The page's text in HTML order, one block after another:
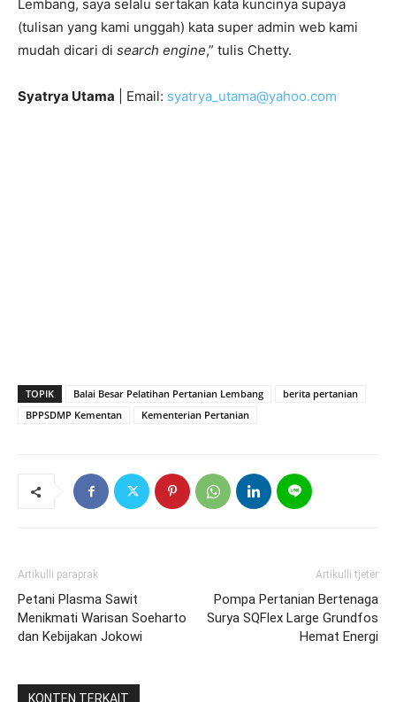
Lembang, saya selalu sertakan kata kuncinya supaya
(tulisan yang kami unggah) kata super admin web kami
mudah dicari di search engine,” tulis Chetty.
Syatrya Utama | Email: syatrya_utama@yahoo.com
TOPIK Balai Besar Pelatihan Pertanian Lembang
berita pertanian
BPPSDMP Kementan
Kementerian Pertanian
Artikulli paraprak
Petani Plasma Sawit
Menikmati Warisan Soeharto
dan Kebijakan Jokowi
Artikulli tjetër
Pompa Pertanian Bertenaga
Surya SQFlex Large Grundfos
Hemat Energi
KONTEN TERKAIT